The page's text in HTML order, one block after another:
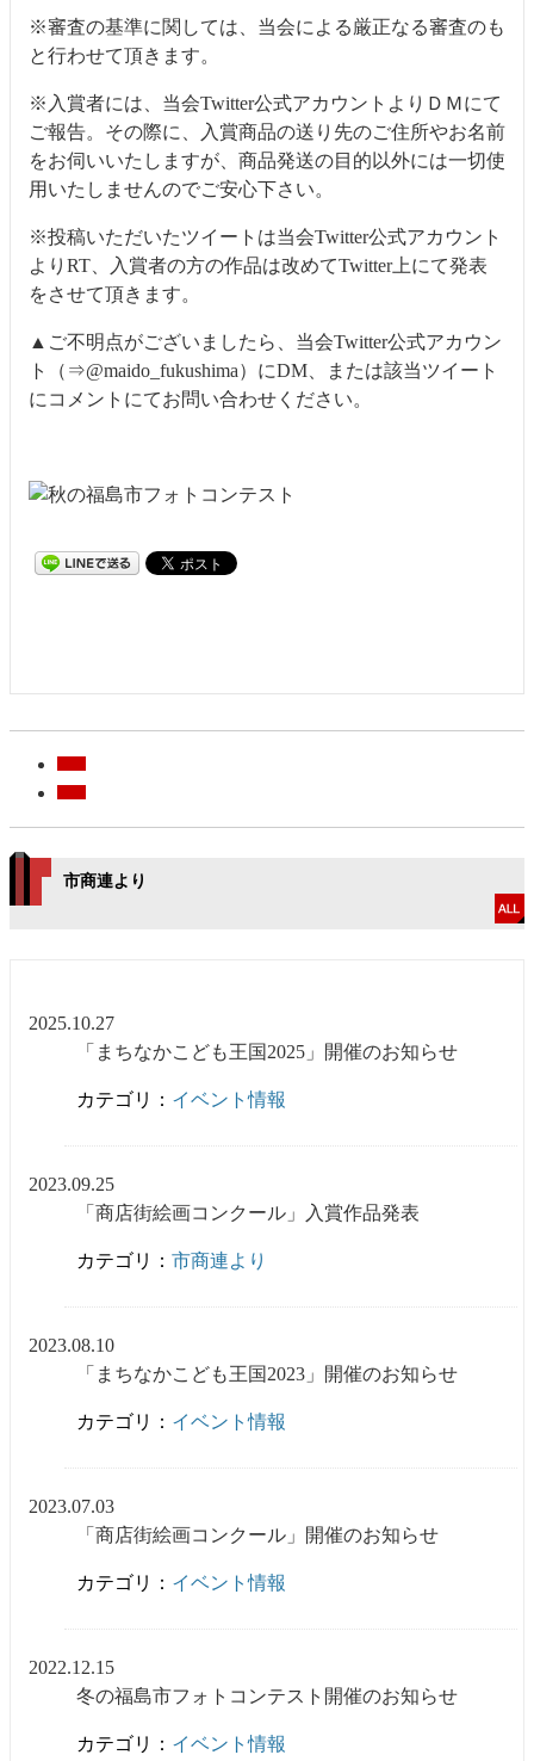
※審査の基準に関しては、当会による厳正なる審査のも
と行わせて頂きます。
※入賞者には、当会Twitter公式アカウントよりＤＭにて
ご報告。その際に、入賞商品の送り先のご住所やお名前
をお伺いいたしますが、商品発送の目的以外には一切使
用いたしませんのでご安心下さい。
※投稿いただいたツイートは当会Twitter公式アカウント
よりRT、入賞者の方の作品は改めてTwitter上にて発表
をさせて頂きます。
▲ご不明点がございましたら、当会Twitter公式アカウン
ト（⇒@maido_fukushima）にDM、または該当ツイート
にコメントにてお問い合わせください。
市商連より
2025.10.27
「まちなかこども王国2025」開催のお知らせ
カテゴリ： イベント情報
2023.09.25
「商店街絵画コンクール」入賞作品発表
カテゴリ： 市商連より
2023.08.10
「まちなかこども王国2023」開催のお知らせ
カテゴリ： イベント情報
2023.07.03
「商店街絵画コンクール」開催のお知らせ
カテゴリ： イベント情報
2022.12.15
冬の福島市フォトコンテスト開催のお知らせ
カテゴリ： イベント情報